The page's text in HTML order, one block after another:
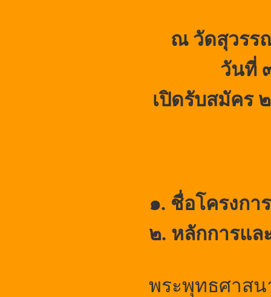
ณ วัดสุวรร
วันที่
เปิดรับสมัคร
๑. ชื่อโครงกา
๒. หลักการแล
พระพุทธศาสน